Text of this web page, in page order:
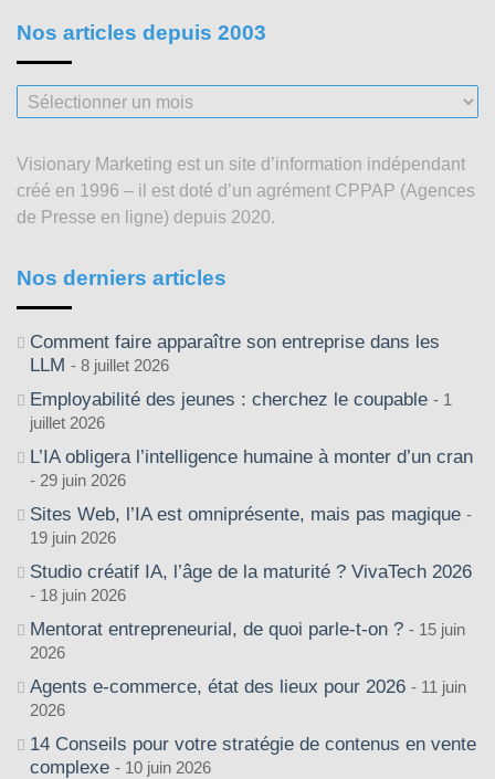
Nos articles depuis 2003
Nos
articles
2003
Visionary Marketing est un site d’information indépendant
créé en 1996 – il est doté d’un agrément CPPAP (Agences
de Presse en ligne) depuis 2020.
Nos derniers articles
Comment faire apparaître son entreprise dans les
LLM
8 juillet 2026
Employabilité des jeunes : cherchez le coupable
1
juillet 2026
L’IA obligera l’intelligence humaine à monter d’un cran
29 juin 2026
Sites Web, l’IA est omniprésente, mais pas magique
19 juin 2026
Studio créatif IA, l’âge de la maturité ? VivaTech 2026
18 juin 2026
Mentorat entrepreneurial, de quoi parle-t-on ?
15 juin
2026
Agents e-commerce, état des lieux pour 2026
11 juin
2026
14 Conseils pour votre stratégie de contenus en vente
complexe
10 juin 2026